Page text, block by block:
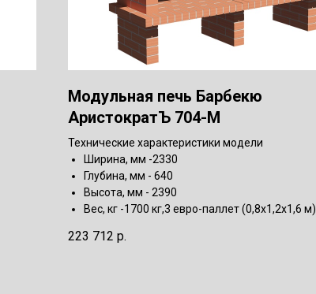
Модульная печь Барбекю
АристократЪ 704-М
Технические характеристики модели
Ширина, мм -2330
Глубина, мм - 640
Высота, мм - 2390
Вес, кг -1700 кг,3 евро-паллет (0,8х1,2х1,6 м)
223 712 р.